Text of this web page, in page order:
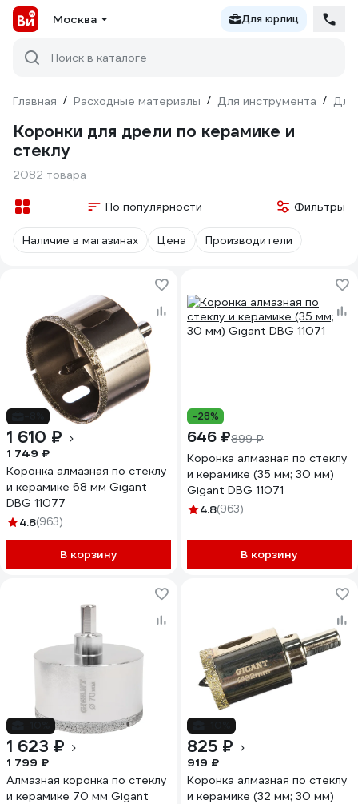
Москва Для юрлиц
Поиск в каталоге
Главная / Расходные материалы / Для инструмента / Для
Коронки для дрели по керамике и
стеклу
2082 товара
По популярности Фильтры
Наличие в магазинах Цена Производители
1 610 ₽
1 749 ₽
Коронка алмазная по стеклу
и керамике 68 мм Gigant
DBG 11077
4.8(963)
В корзину
-28%
646 ₽899 ₽
Коронка алмазная по стеклу
и керамике (35 мм; 30 мм)
Gigant DBG 11071
4.8(963)
В корзину
1 623 ₽
1 799 ₽
Алмазная коронка по стеклу
и керамике 70 мм Gigant
825 ₽
919 ₽
Коронка алмазная по стеклу
и керамике (32 мм; 30 мм)